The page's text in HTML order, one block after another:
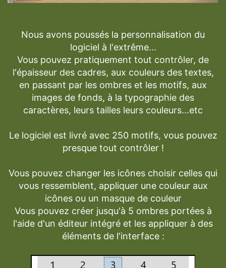
Nous avons poussés la personnalisation du
logiciel à l'extrême...
Vous pouvez pratiquement tout contrôler, de
l'épaisseur des cadres, aux couleurs des textes,
en passant par les ombres et les motifs, aux
images de fonds, à la typographie des
caractères, leurs tailles leurs couleurs...etc
Le logiciel est livré avec 250 motifs, vous pouvez
presque tout contrôler !
Vous pouvez changer les icônes choisir celles qui
vous ressemblent, appliquer une couleur aux
icônes ou un masque de couleur
Vous pouvez créer jusqu'à 5 ombres portées à
l'aide d'un éditeur intégré et les appliquer à des
éléments de l'interface :